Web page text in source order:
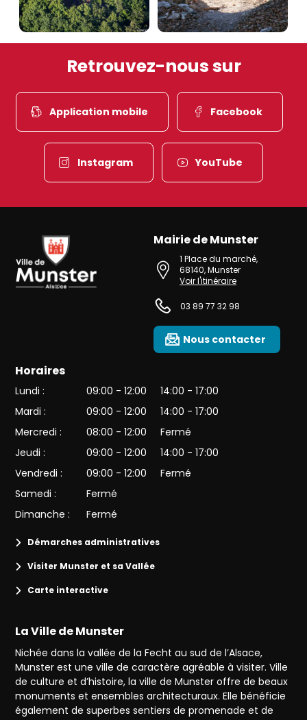
Retrouvez-nous sur
Application mobile Facebook
Instagram YouTube
Ville de Munster (Alsace) Située au cœur de l’Alsace et de l’une
Mairie de Munster
1 Place du marché,
68140,Munster
Voir l'itinéraire
03 89 77 32 98
Nous contacter
Horaires
Lundi : 09:00 - 12:00
14:00 - 17:00
Mardi :
09:00 - 12:00
14:00 - 17:00
Mercredi :
08:00 - 12:00
Fermé
Jeudi :
09:00 - 12:00
14:00 - 17:00
Vendredi :
09:00 - 12:00
Fermé
Samedi :
Fermé
Dimanche :
Fermé
Démarches administratives
Visiter Munster et sa Vallée
Carte interactive
La Ville de Munster
Nichée dans la vallée de la Fecht au sud de l’Alsace,
Munster est une ville de caractère agréable à visiter. Ville
de culture et d’histoire, la ville de Munster offre de beaux
monuments et ensembles architecturaux. Elle bénéficie
également de superbes sentiers de promenade et de